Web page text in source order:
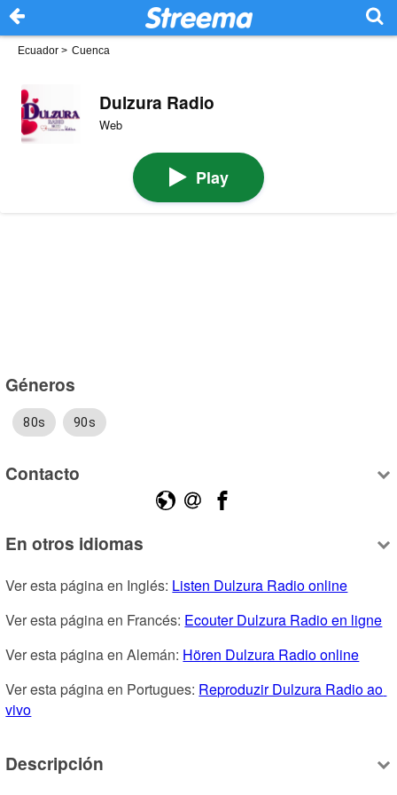
Ecuador > Cuenca
Dulzura Radio
Web
Play
Géneros
80s 90s
Contacto
En otros idiomas
Ver esta página en Inglés: Listen Dulzura Radio online
Ver esta página en Francés: Ecouter Dulzura Radio en ligne
Ver esta página en Alemán: Hören Dulzura Radio online
Ver esta página en Portugues: Reproduzir Dulzura Radio ao
vivo
Descripción